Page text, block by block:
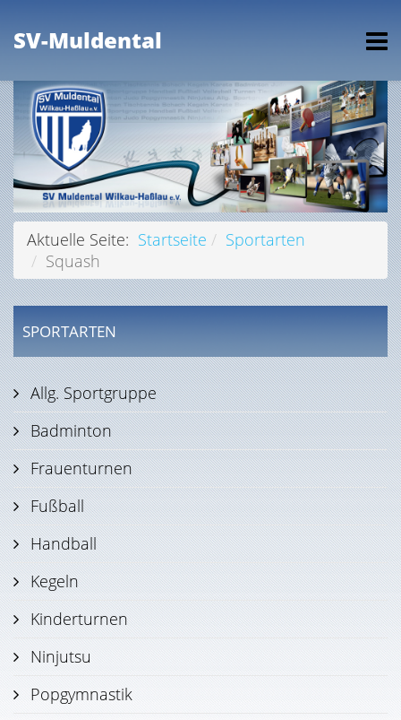
SV-Muldental
Aktuelle Seite: Startseite
Sportarten
Squash
SPORTARTEN
Allg. Sportgruppe
Badminton
Frauenturnen
Fußball
Handball
Kegeln
Kinderturnen
Ninjutsu
Popgymnastik